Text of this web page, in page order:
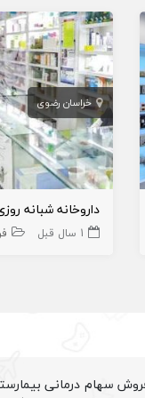
خراسان رضوی
داروخانه شبانه
1 سال قبل
سهام درمانی